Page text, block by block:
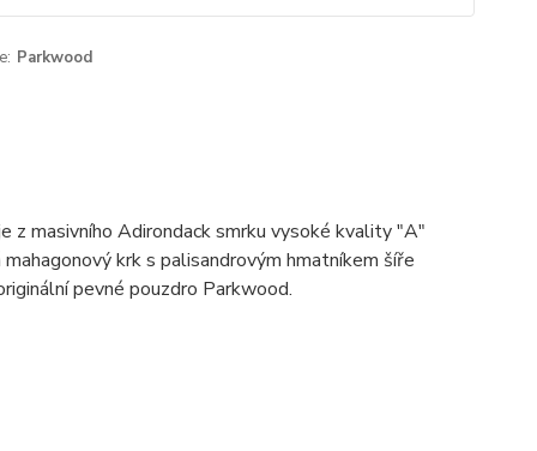
Parkwood
z masivního Adirondack smrku vysoké kvality "A"
krk s palisandrovým hmatníkem šíře
pevné pouzdro Parkwood.